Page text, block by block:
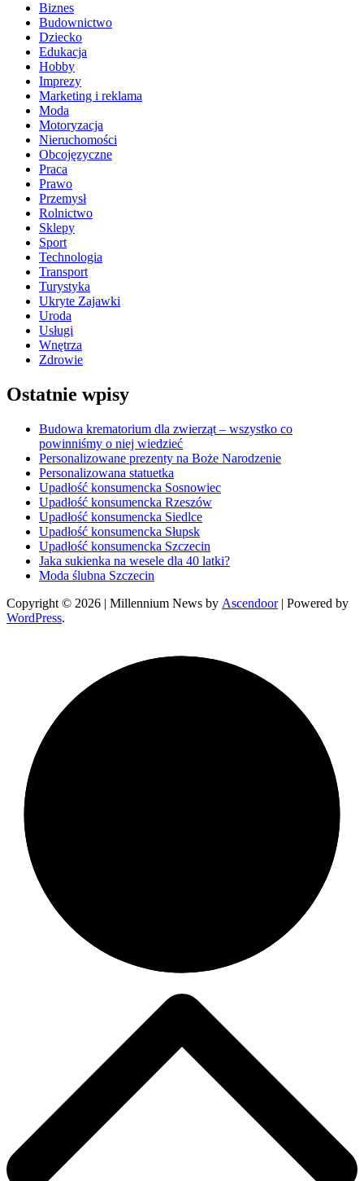
Biznes
Budownictwo
Dziecko
Edukacja
Hobby
Imprezy
Marketing i reklama
Moda
Motoryzacja
Nieruchomości
Obcojęzyczne
Praca
Prawo
Przemysł
Rolnictwo
Sklepy
Sport
Technologia
Transport
Turystyka
Ukryte Zajawki
Uroda
Usługi
Wnętrza
Zdrowie
Ostatnie wpisy
Budowa krematorium dla zwierząt – wszystko co
powinniśmy o niej wiedzieć
Personalizowane prezenty na Boże Narodzenie
Personalizowana statuetka
Upadłość konsumencka Sosnowiec
Upadłość konsumencka Rzeszów
Upadłość konsumencka Siedlce
Upadłość konsumencka Słupsk
Upadłość konsumencka Szczecin
Jaka sukienka na wesele dla 40 latki?
Moda ślubna Szczecin
Copyright © 2026 | Millennium News by Ascendoor| Powered by
WordPress.